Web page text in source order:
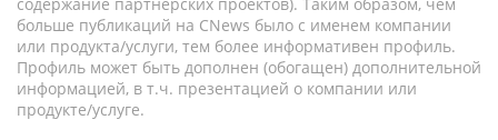
больше публикаций на CNews было с именем компании
или продукта/услуги, тем более информативен профиль.
Профиль может быть дополнен (обогащен) дополнительной
информацией, в т.ч. презентацией о компании или
продукте/услуге.